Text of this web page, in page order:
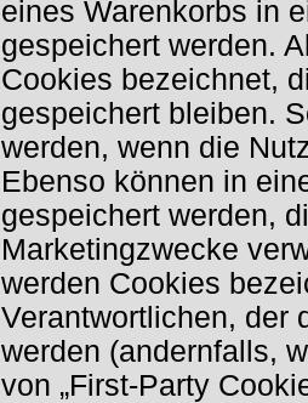
eines Warenkorbs in
gespeichert werden.
Cookies bezeichnet,
gespeichert bleiben.
werden, wenn die
Ebenso können in
gespeichert werden,
Marketingzwecke
werden Cookies
Verantwortlichen, der
werden (andernfalls,
von „First-Party